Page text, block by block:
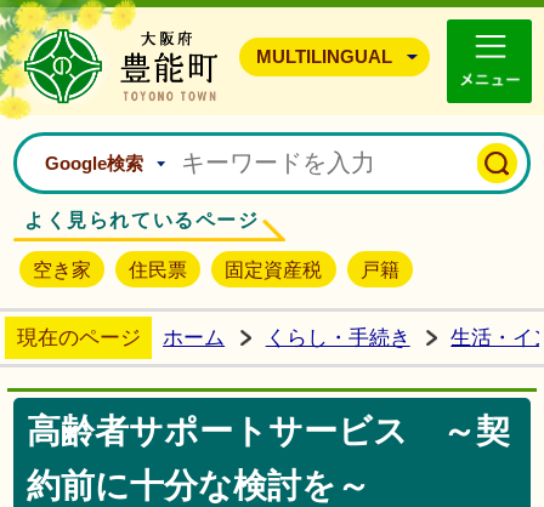
豊能町ホームページ
MULTILINGUAL
Google検索
よく見られているページ
空き家 住民票 固定資産税 戸籍
現在のページ ホーム くらし・手続き 生活・イ
高齢者サポートサービス ～契
約前に十分な検討を～